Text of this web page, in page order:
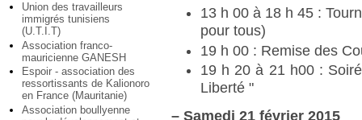
Union des travailleurs
immigrés tunisiens
(U.T.I.T)
Association franco-
mauricienne GANESH
Espoir - association des
ressortissants de Kalionoro
en France (Mauritanie)
Association boullyenne
13 h 00 à 18 h 45 :
pour tous)
19 h 00 : Remise des
19 h 20 à 21 h00 :
Liberté "
– Samedi 21 février 2015